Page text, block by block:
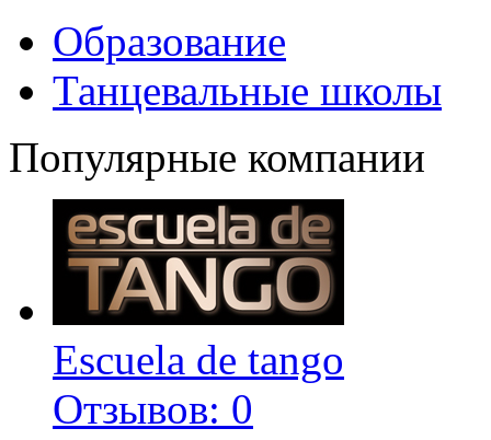
Образование
Танцевальные школы
Популярные компании
Escuela de tango
Отзывов: 0